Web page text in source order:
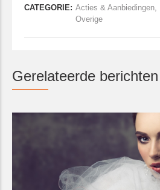
CATEGORIE: Acties & Aanbiedingen
Overige
Gerelateerde berichten